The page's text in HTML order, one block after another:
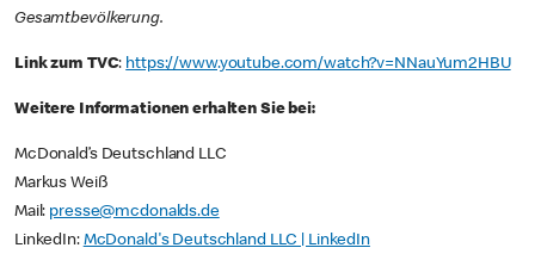
Gesamtbevölkerung.
Link zum TVC: https://www.youtube.com/watch?v=NNauYum2HBU
Weitere Informationen erhalten Sie bei:
McDonald’s Deutschland LLC
Markus Weiß
Mail: presse@mcdonalds.de
LinkedIn: McDonald's Deutschland LLC | LinkedIn